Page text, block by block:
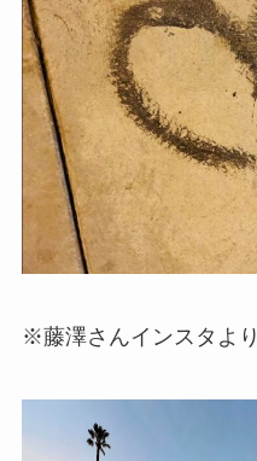
※藤澤さんインスタより